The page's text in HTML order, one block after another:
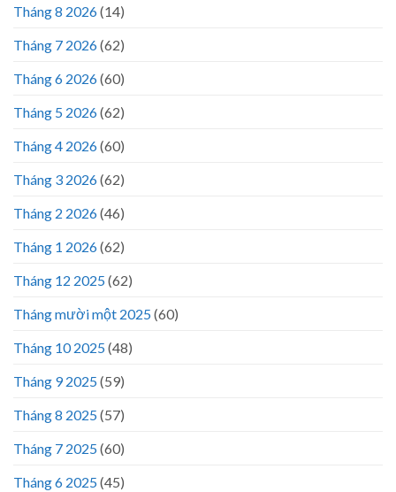
Tháng 8 2026(14)
Tháng 7 2026(62)
Tháng 6 2026(60)
Tháng 5 2026(62)
Tháng 4 2026(60)
Tháng 3 2026(62)
Tháng 2 2026(46)
Tháng 1 2026(62)
Tháng 12 2025(62)
Tháng mười một 2025(60)
Tháng 10 2025(48)
Tháng 9 2025(59)
Tháng 8 2025(57)
Tháng 7 2025(60)
Tháng 6 2025(45)